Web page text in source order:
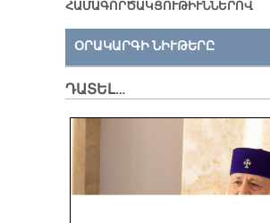
ՀԱՄԱԳՈՐԾԱԿՑՈՒԹԻՒՆՆԵՐՈՎ
ՕՐԱԿԱՐԳԻ ՆԻՒԹԵՐԸ
ԴԱՏԵԼ…